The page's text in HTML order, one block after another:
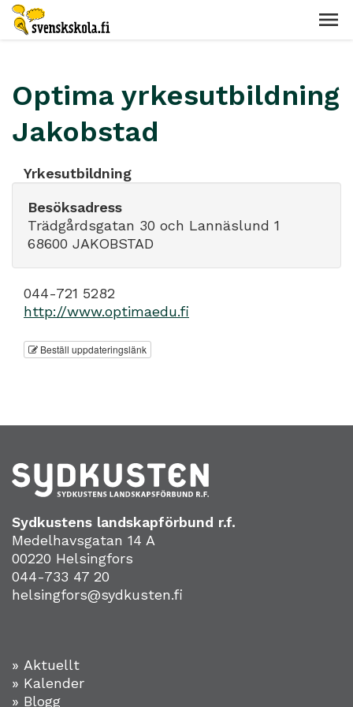
Optima yrkesutbildning
Jakobstad
Yrkesutbildning
Besöksadress
Trädgårdsgatan 30 och Lannäslund 1
68600 JAKOBSTAD
044-721 5282
http://www.optimaedu.fi
Beställ uppdateringslänk
Sydkustens landskapförbund r.f.
Medelhavsgatan 14 A
00220 Helsingfors
044-733 47 20
helsingfors@sydkusten.fi
» Aktuellt
» Kalender
» Blogg